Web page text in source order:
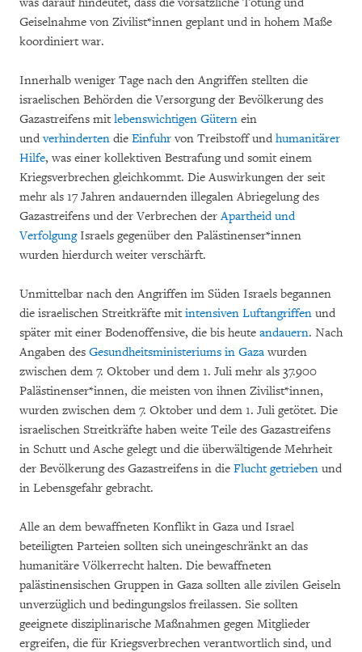
Geiselnahme von Zivilist*innen geplant und in hohem Maße
koordiniert war.
Innerhalb weniger Tage nach den Angriffen stellten die
israelischen Behörden die Versorgung der Bevölkerung des
Gazastreifens mit lebenswichtigen Gütern ein
undverhinderten die Einfuhrvon Treibstoff und humanitärer
Hilfe, was einer kollektiven Bestrafung und somit einem
Kriegsverbrechen gleichkommt. Die Auswirkungen der seit
mehr als 17 Jahren andauernden illegalen Abriegelung des
Gazastreifens und der Verbrechen derApartheid und
VerfolgungIsraels gegenüber den Palästinenser*innen
wurden hierdurch weiter verschärft.
Unmittelbar nach den Angriffen im Süden Israels begannen
die israelischen Streitkräfte mit intensiven Luftangriffen und
später mit einer Bodenoffensive, die bis heute andauern. Nach
Angaben des Gesundheitsministeriums in Gaza wurden
zwischen dem 7. Oktober und dem 1. Juli mehr als 37.900
Palästinenser*innen, die meisten von ihnen Zivilist*innen,
wurden zwischen dem 7. Oktober und dem 1. Juli getötet. Die
israelischen Streitkräfte haben weite Teile des Gazastreifens
in Schutt und Asche gelegt und die überwältigende Mehrheit
der Bevölkerung des Gazastreifens in die Flucht getrieben und
in Lebensgefahr gebracht.
Alle an dem bewaffneten Konflikt in Gaza und Israel
beteiligten Parteien sollten sich uneingeschränkt an das
humanitäre Völkerrecht halten. Die bewaffneten
palästinensischen Gruppen in Gaza sollten alle zivilen Geiseln
unverzüglich und bedingungslos freilassen. Sie sollten
geeignete disziplinarische Maßnahmen gegen Mitglieder
ergreifen, die für Kriegsverbrechen verantwortlich sind, und